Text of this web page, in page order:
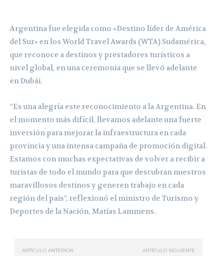
Argentina fue elegida como «Destino líder de América
del Sur» en los World Travel Awards (WTA) Sudamérica,
que reconoce a destinos y prestadores turísticos a
nivel global, en una ceremonia que se llevó adelante
en Dubái.
“Es una alegría este reconocimiento a la Argentina. En
el momento más difícil, llevamos adelante una fuerte
inversión para mejorar la infraestructura en cada
provincia y una intensa campaña de promoción digital.
Estamos con muchas expectativas de volver a recibir a
turistas de todo el mundo para que descubran nuestros
maravillosos destinos y generen trabajo en cada
región del país”, reflexionó el ministro de Turismo y
Deportes de la Nación, Matías Lammens.
ARTÍCULO ANTERIOR ARTÍCULO SIGUIENTE